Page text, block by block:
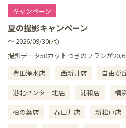
キャンペーン
夏の撮影キャンペーン
～ 2026/09/30(水)
撮影データ50カットつきのプランが
豊田浄水店
西新井店 自由が
港北センター北店 浦和店 横
柏の葉店 春日井店 新松戸店